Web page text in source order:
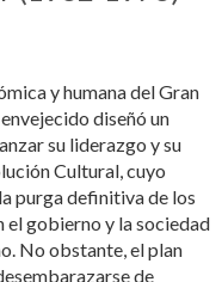
y humana del Gran
diseñó un
su liderazgo y su
Cultural, cuyo
purga definitiva de los
el gobierno y la sociedad
No obstante, el plan
de